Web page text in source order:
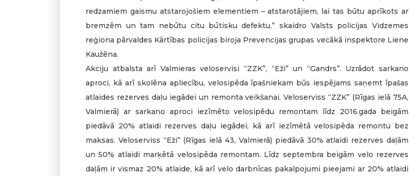
redzamiem gaismu atstarojošiem elementiem – atstarotājiem, lai tas būtu aprīkots ar
bremzēm un tam nebūtu citu būtisku defektu,” skaidro Valsts policijas Vidzemes
reģiona pārvaldes Kārtības policijas biroja Prevencijas grupas vecākā inspektore Liene
Kaužēna.
Akciju atbalsta arī Valmieras veloservisi “ZZK”, “Eži” un “Gandrs”. Uzrādot sarkano
aproci, kā arī skolēna apliecību, velosipēda īpašniekam būs iespējams saņemt īpašas
atlaides rezerves daļu iegādei un remonta veikšanai. Veloserviss “ZZK” (Rīgas ielā 75A,
Valmierā) ar sarkano aproci iezīmēto velosipēdu remontam līdz 2016.gada beigām
piedāvā 20% atlaidi rezerves daļu iegādei, kā arī iezīmētā velosipēda remontu bez
maksas. Veloserviss “Eži” (Rīgas ielā 43, Valmierā) piedāvā 30% atlaidi rezerves daļām
un 50% atlaidi marķētā velosipēda remontam. Līdz septembra beigām velo rezerves
daļām ir vismaz 20% atlaide, kā arī velo darbnīcas pakalpojumi pieejami ar 20% atlaidi